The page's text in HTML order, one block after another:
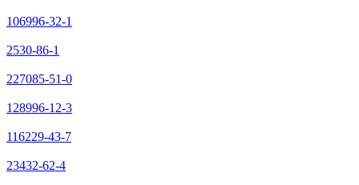
106996-32-1
2530-86-1
227085-51-0
128996-12-3
116229-43-7
23432-62-4